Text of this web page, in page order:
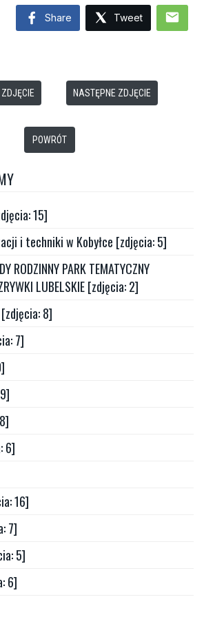
Share Tweet mail
NASTĘPNE ZDJĘCIE
POWRÓT
15]
i techniki w Kobyłce [zdjęcia: 5]
RODZINNY PARK TEMATYCZNY
LUBELSKIE [zdjęcia: 2]
8]
7]
6]
16]
7]
5]
6]